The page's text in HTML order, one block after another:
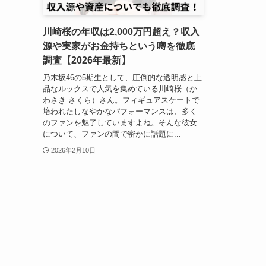
川崎桜の年収は2,000万円超え？収入
源や実家がお金持ちという噂を徹底
調査【2026年最新】
乃木坂46の5期生として、圧倒的な透明感と上
品なルックスで人気を集めている川崎桜（か
わさき さくら）さん。フィギュアスケートで
培われたしなやかなパフォーマンスは、多く
のファンを魅了していますよね。そんな彼女
について、ファンの間で密かに話題に...
2026年2月10日